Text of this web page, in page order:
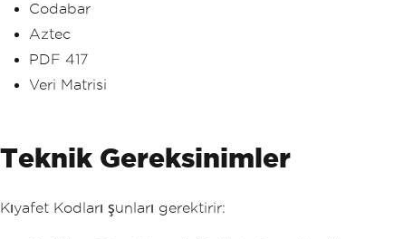
Codabar
Aztec
PDF 417
Veri Matrisi
Teknik Gereksinimler
Kıyafet Kodları şunları gerektirir: